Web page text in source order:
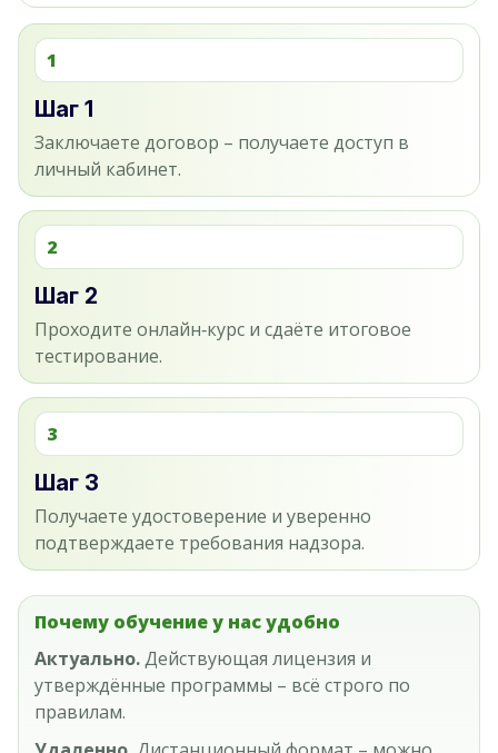
1
Шаг 1
Заключаете договор – получаете доступ в
личный кабинет.
2
Шаг 2
Проходите онлайн‑курс и сдаёте итоговое
тестирование.
3
Шаг 3
Получаете удостоверение и уверенно
подтверждаете требования надзора.
Почему обучение у нас удобно
Актуально.Действующая лицензия и
утверждённые программы – всё строго по
правилам.